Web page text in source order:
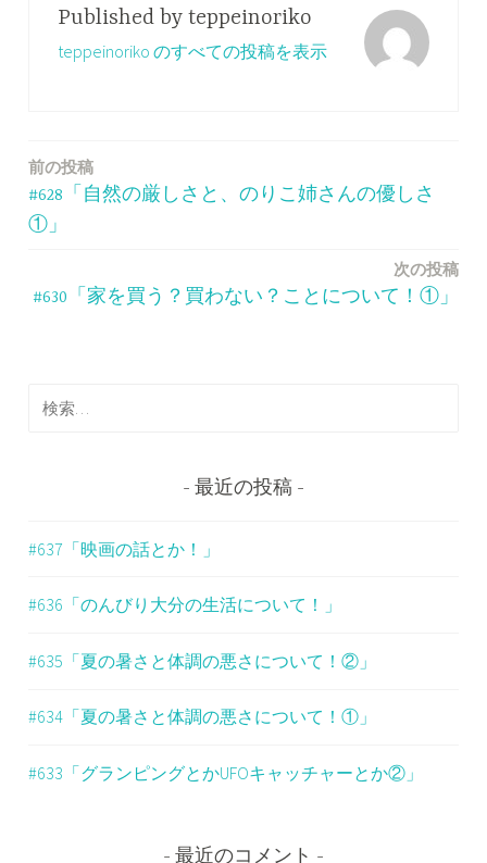
Published by teppeinoriko
teppeinoriko のすべての投稿を表示
投
稿
ビ
シ
前の投稿
#628「自然の厳しさと、のりこ姉さんの優しさ
①」
次の投稿
#630「家を買う？買わない？ことについて！①」
検
最近の投稿
#637「映画の話とか！」
#636「のんびり大分の生活について！」
#635「夏の暑さと体調の悪さについて！②」
#634「夏の暑さと体調の悪さについて！①」
#633「グランピングとかUFOキャッチャーとか②」
最近のコメント